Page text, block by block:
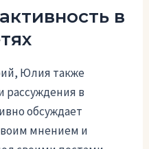
в
Юлия также
рассуждения в
обсуждает
мнением и